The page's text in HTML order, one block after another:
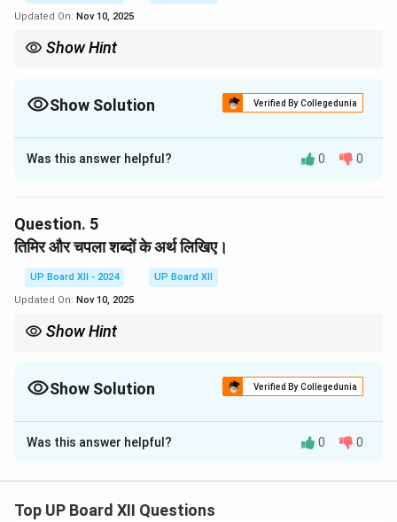
Updated On: Nov 10, 2025
Show Hint
Show Solution Verified By Collegedunia
Solution and Explanation
मनु जीवन की जटिलताओं और असमंजस में हैं, जिसके कारण वे असहर्ष
Was this answer helpful? 0 0
Question. 5
तिमिर और चपला शब्दों के अर्थ लिखिए।
UP Board XII - 2024
UP Board XII
Updated On: Nov 10, 2025
Show Hint
Show Solution Verified By Collegedunia
Solution and Explanation
'तिमिर' का अर्थ है अंधकार और अज्ञात स्थिति, जबकि 'चपला' का अर्थ
Download Solution in PDF
Was this answer helpful? 0 0
Top UP Board XII Questions